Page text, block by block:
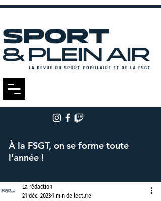
À la FSGT, on se forme toute
l’année !
La rédaction
21 déc. 20231 min de lecture